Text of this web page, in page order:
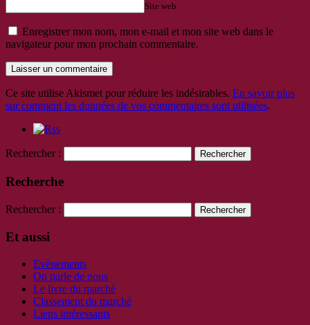
Site web
Enregistrer mon nom, mon e-mail et mon site web dans le
navigateur pour mon prochain commentaire.
Ce site utilise Akismet pour réduire les indésirables. En savoir plus
sur comment les données de vos commentaires sont utilisées.
Rechercher :
Recherche
Rechercher :
Et aussi
Evènements
On parle de nous
Le livre du marché
Classement du marché
Liens intéressants